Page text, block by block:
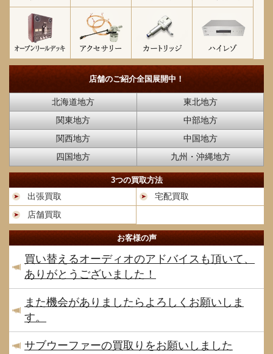
店舗のご紹介全国展開中！
北海道地方
東北地方
関東地方
中部地方
関西地方
中国地方
四国地方
九州・沖縄地方
3つの買取方法
出張買取
宅配買取
店舗買取
お客様の声
買い替えるオーディオのアドバイスも頂いて、
ありがとうございました！
また機会がありましたらよろしくお願いしま
す。
サブウーファーの買取りをお願いしました